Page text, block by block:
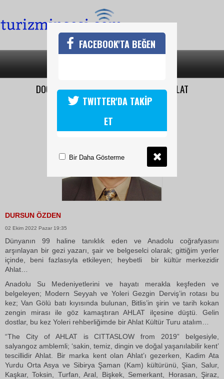
DOĞU ANADOLU’NUN MÜMTAZ KENTİ: AHLAT
DURSUN ÖZDEN
02 Ekim 2022 Pazar 19:35
Dünyanın 99 haline tanıklık eden ve Anadolu coğrafyasını
arşınlayan bir gezi yazarı, şair ve belgeselci olarak; gittiğim yerler
içinde, beni fazlasıyla etkileyen; heybetli bir kültür merkezidir
Ahlat…
Anadolu Su Medeniyetlerini ve hayatı merakla keşfeden ve
belgeleyen; Modern Seyyah ve Yoleri Gezgin Derviş’in rotası bu
kez; Van Gölü batı kıyısında bulunan, Bitlis’in şirin ve tarih kokan
zengin mirası ile göz kamaştıran AHLAT ilçesine düştü. Gelin
dostlar, bu kez Yoleri rehberliğimde bir Ahlat Kültür Turu atalım…
“The City of AHLAT is CITTASLOW from 2019” belgesiyle,
salyangoz amblemli; ‘sakin, temiz, dingin ve doğal yaşanılabilir kent’
tescillidir Ahlat. Bir marka kent olan Ahlat’ı gezerken, Kadim Ata
Yurdu Orta Asya ve Sibirya Şaman (Kam) kültürünü, Şian, Salur,
Kaşkar, Toksin, Turfan, Aral, Bişkek, Semerkant, Horasan, Şiraz,
FACEBOOK'TA BEĞEN
TWITTER'DA TAKİP
ET
Bir Daha Gösterme